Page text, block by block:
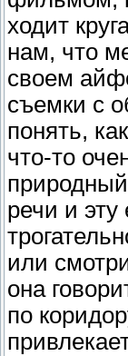
ходит
нам, что
своем
съемки с
понять,
что-то
речи и эту
или
она
по